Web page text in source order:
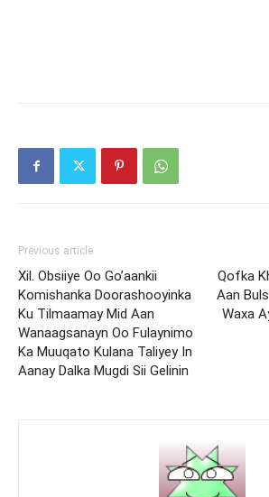
Previous article
Xil. Obsiiye Oo Go’aankii
Komishanka Doorashooyinka
Ku Tilmaamay Mid Aan
Wanaagsanayn Oo Fulaynimo
Ka Muuqato Kulana Taliyey In
Aanay Dalka Mugdi Sii Gelinin
Qofka
Aan
Waxa